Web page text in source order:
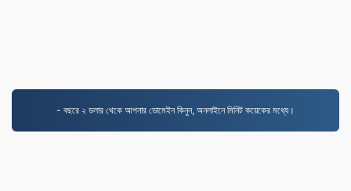
- বছরে ২ ডলার থেকে আপনার ডোমেইন কিনুন, অনলাইনে মিনিট কয়েকের মধ্যে।